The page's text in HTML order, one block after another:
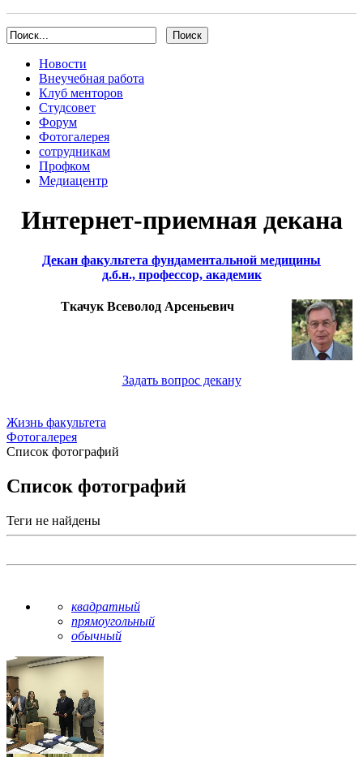
Новости
Внеучебная работа
Клуб менторов
Студсовет
Форум
Фотогалерея
сотрудникам
Профком
Медиацентр
Интернет-приемная декана
Декан факультета фундаментальной медицины
д.б.н., профессор, академик
Ткачук Всеволод Арсеньевич
Задать вопрос декану
Жизнь факультета
Фотогалерея
Список фотографий
Список фотографий
Теги не найдены
квадратный
прямоугольный
обычный